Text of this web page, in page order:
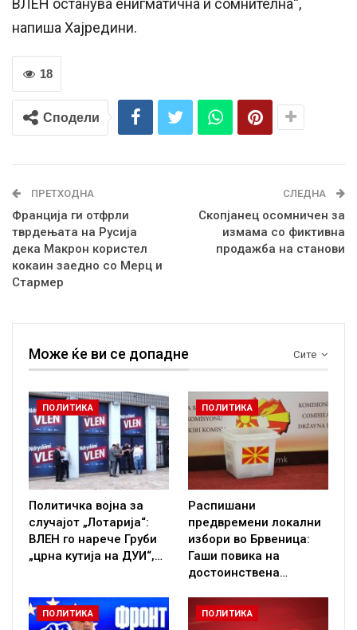
напиша Хајредини.
18
Сподели
ПРЕТХОДНА
Франција ги отфрли
тврдењата на Русија
дека Макрон користел
кокаин заедно со Мерц и
Стармер
СЛЕДНА
Скопјанец осомничен за
измама со фиктивна
продажба на станови
Сите
Може ќе ви се допадне
ПОЛИТИКА
Политичка војна за
случајот „Лотарија“:
ВЛЕН го нарече Груби
„црна кутија на ДУИ“,…
ПОЛИТИКА
Распишани
предвремени локални
избори во Брвеница:
Гаши повика на
достоинствена…
ПОЛИТИКА ПОЛИТИКА